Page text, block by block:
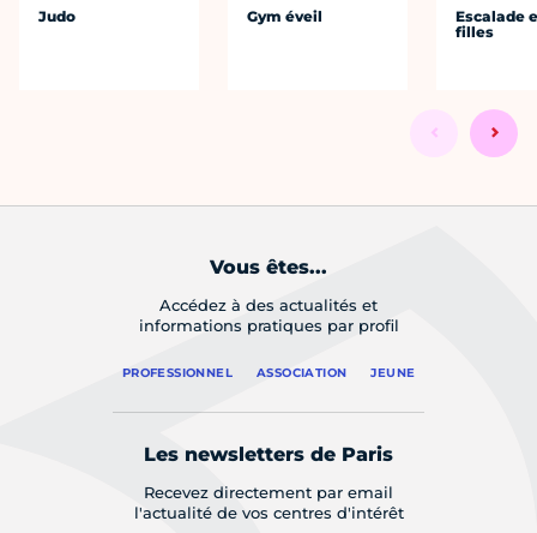
Judo Gym éveil
Escalade
filles
Vous êtes...
Accédez à des actualités et
informations pratiques par profil
PROFESSIONNEL ASSOCIATION JEUNE
Les newsletters de Paris
Recevez directement par email
l'actualité de vos centres d'intérêt